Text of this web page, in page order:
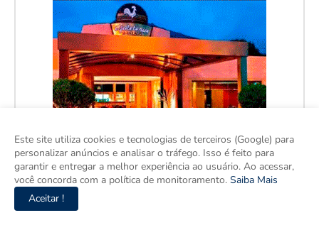
Este site utiliza cookies e tecnologias de terceiros (Google) para
personalizar anúncios e analisar o tráfego. Isso é feito para
garantir e entregar a melhor experiência ao usuário. Ao acessar,
você concorda com a política de monitoramento. Saiba Mais
Aceitar !